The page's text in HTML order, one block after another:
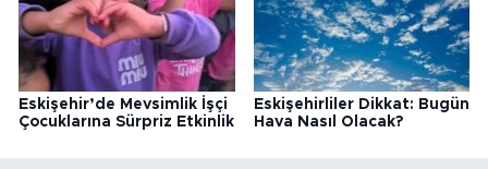
Eskişehir’de Mevsimlik İşçi
Çocuklarına Sürpriz Etkinlik
Eskişehirliler Dikkat: Bugün
Hava Nasıl Olacak?